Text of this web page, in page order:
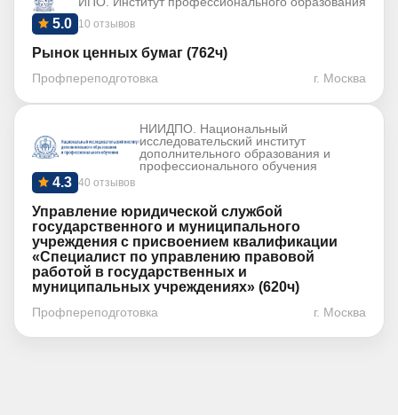
10 отзывов
5.0
Рынок ценных бумаг (762ч)
Профпереподготовка г. Москва
НИИДПО. Национальный
исследовательский институт
дополнительного образования и
профессионального обучения
40 отзывов
4.3
Управление юридической службой
государственного и муниципального
учреждения с присвоением квалификации
«Специалист по управлению правовой
работой в государственных и
муниципальных учреждениях» (620ч)
Профпереподготовка г. Москва